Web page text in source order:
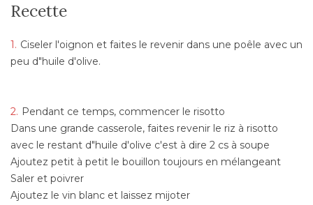
Recette
Ciseler l'oignon et faites le revenir dans une poêle avec un
peu d"huile d'olive.
Pendant ce temps, commencer le risotto
Dans une grande casserole, faites revenir le riz à risotto
avec le restant d"huile d'olive c'est à dire 2 cs à soupe
Ajoutez petit à petit le bouillon toujours en mélangeant
Saler et poivrer
Ajoutez le vin blanc et laissez mijoter